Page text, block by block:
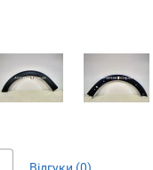
Відгуки (0)